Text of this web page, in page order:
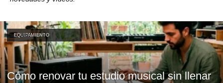
EQUIPAMIENTO
Cómo renovar tu estudio musical sin llenar